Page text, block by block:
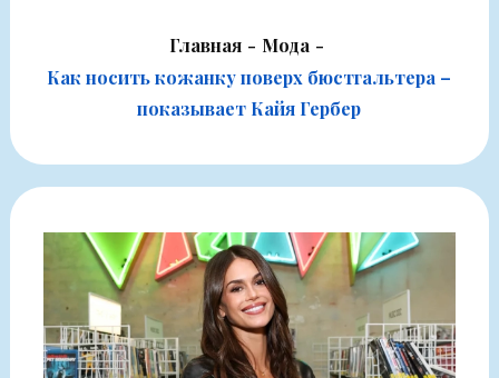
Главная
Мода
Как носить кожанку поверх бюстгальтера –
показывает Кайя Гербер